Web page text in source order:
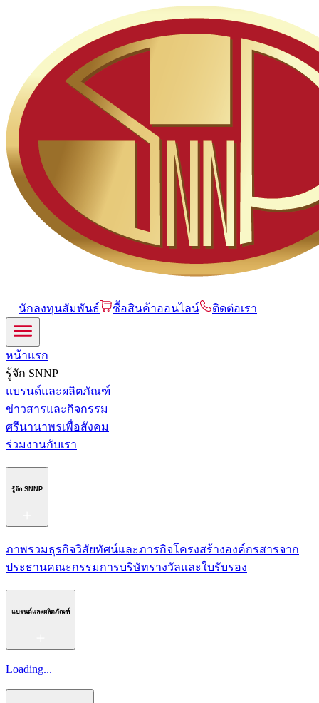
นักลงทุนสัมพันธ์ ซื้อสินค้าออนไลน์ ติดต่อเรา
หน้าแรก
รู้จัก SNNP
แบรนด์และผลิตภัณฑ์
ข่าวสารและกิจกรรม
ศรีนานาพรเพื่อสังคม
ร่วมงานกับเรา
รู้จัก SNNP
ภาพรวมธุรกิจวิสัยทัศน์และภารกิจโครงสร้างองค์กรสารจาก
ประธานคณะกรรมการบริษัทรางวัลและใบรับรอง
แบรนด์และผลิตภัณฑ์
Loading...